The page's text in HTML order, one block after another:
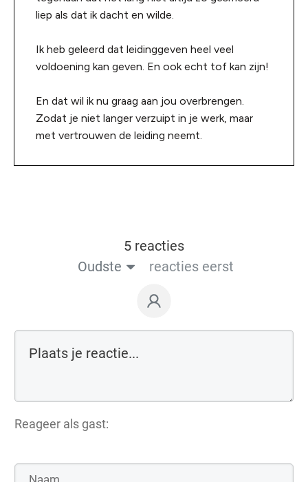
liep als dat ik dacht en wilde.
Ik heb geleerd dat leidinggeven heel veel
voldoening kan geven. En ook echt tof kan zijn!
En dat wil ik nu graag aan jou overbrengen.
Zodat je niet langer verzuipt in je werk, maar
met vertrouwen de leiding neemt.
5 reacties
Oudste
reacties eerst
Reageer als gast: